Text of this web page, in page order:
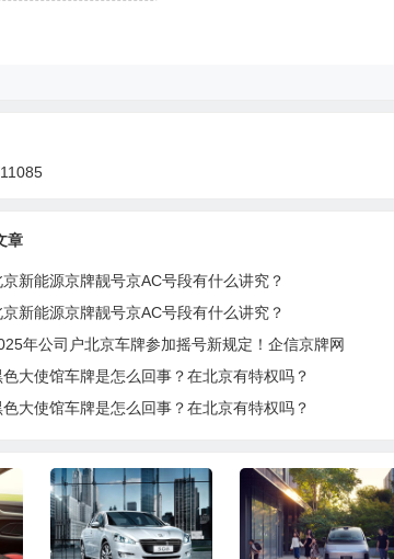
章
京新能源京牌靓号京AC号段有什么讲究？
京新能源京牌靓号京AC号段有什么讲究？
年公司户北京车牌参加摇号新规定！企信京牌网
色大使馆车牌是怎么回事？在北京有特权吗？
色大使馆车牌是怎么回事？在北京有特权吗？